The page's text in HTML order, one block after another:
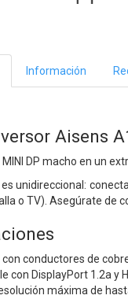
Información
Aisens
DP macho en un
es unidireccional:
o TV). Asegúrate de
con conductores de
con DisplayPort 1.2a y
máxima de